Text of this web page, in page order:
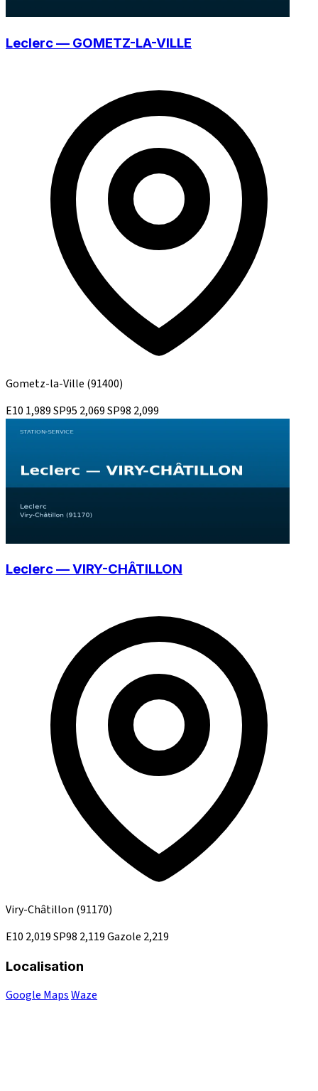
Leclerc — GOMETZ-LA-VILLE
Gometz-la-Ville (91400)
E10 1,989SP95 2,069SP98 2,099
Leclerc — VIRY-CHÂTILLON
Viry-Châtillon (91170)
E10 2,019SP98 2,119Gazole 2,219
Localisation
Google MapsWaze